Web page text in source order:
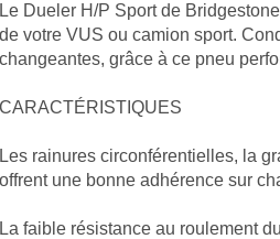
Le Dueler H/P Sport de
de votre VUS ou camion sport.
changeantes, grâce à ce pneu
CARACTÉRISTIQUES
Les rainures circonférentielles, la
offrent une bonne adhérence sur
La faible résistance au roulement